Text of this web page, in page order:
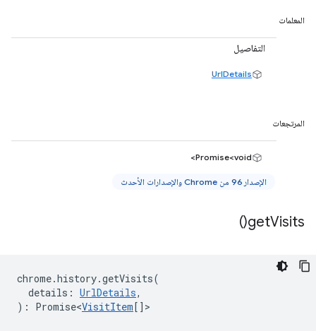
المعلمات
التفاصيل
UrlDetails
المرتجعات
Promise<void>
الإصدار 96 من Chrome والإصدارات الأحدث
getVisits(
)
chrome.history.getVisits(
details : UrlDetails,
) : Promise<VisitItem[] >